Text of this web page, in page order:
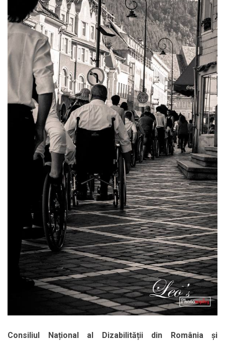
Consiliul Național al Dizabilității din România și